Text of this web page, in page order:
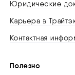
Юридические
Карьера в
Контактная
Полезно